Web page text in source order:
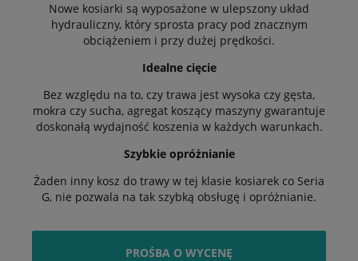
Nowe kosiarki są wyposażone w ulepszony układ
hydrauliczny, który sprosta pracy pod znacznym
obciążeniem i przy dużej prędkości.
Idealne cięcie
Bez względu na to, czy trawa jest wysoka czy gęsta,
mokra czy sucha, agregat koszący maszyny gwarantuje
doskonałą wydajność koszenia w każdych warunkach.
Szybkie opróżnianie
Żaden inny kosz do trawy w tej klasie kosiarek co Seria
G, nie pozwala na tak szybką obsługę i opróżnianie.
PROŚBA O WYCENĘ